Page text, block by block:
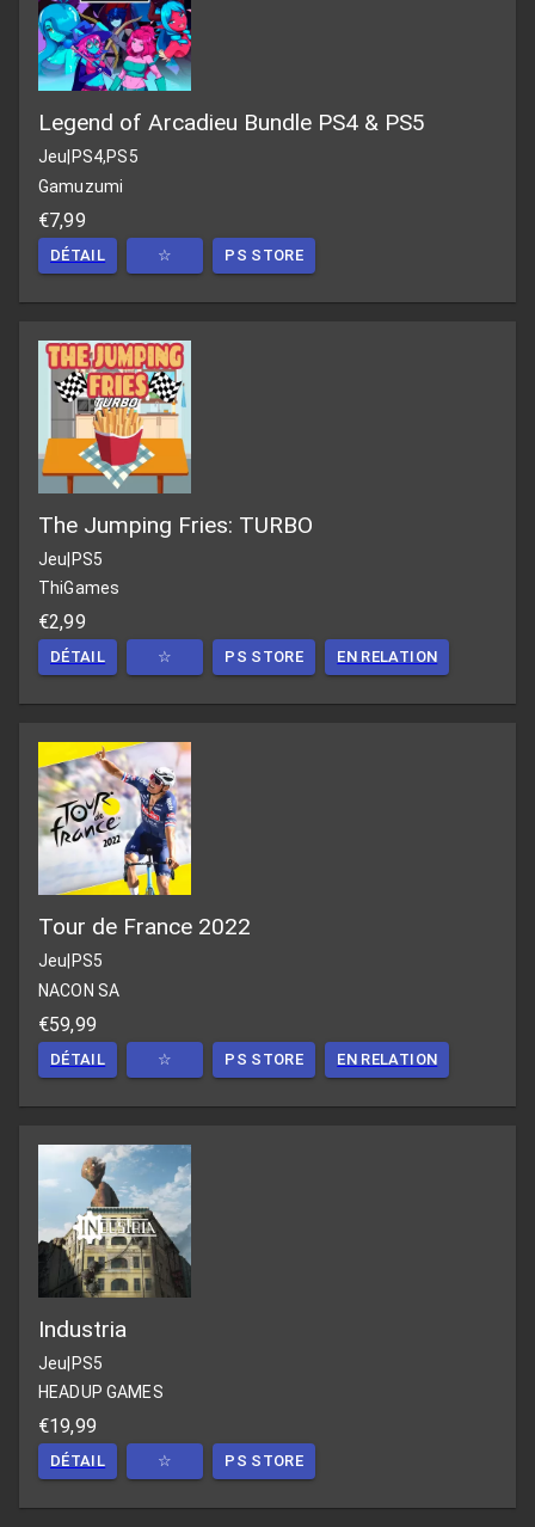
Legend of Arcadieu Bundle PS4 & PS5
Jeu PS4,PS5
Gamuzumi
€7,99
DÉTAIL ☆ PS STORE
The Jumping Fries: TURBO
Jeu|PS5
ThiGames
€2,99
DÉTAIL ☆ PS STORE EN RELATION
Tour de France 2022
Jeu PS5
NACON SA
€59,99
DÉTAIL ☆ PS STORE EN RELATION
Industria
Jeu|PS5
HEADUP GAMES
€19,99
DÉTAIL ☆ PS STORE